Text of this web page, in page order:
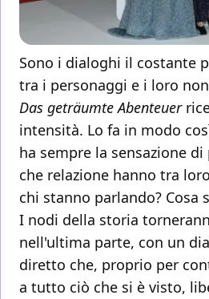
Sono i dialoghi il costante
tra i personaggi e i loro
Das geträumte Abenteuer
intensità. Lo fa in modo
ha sempre la sensazione di
che relazione hanno tra
chi stanno parlando? Cosa
I nodi della storia
nell'ultima parte, con un
diretto che, proprio per
a tutto ciò che si è visto,